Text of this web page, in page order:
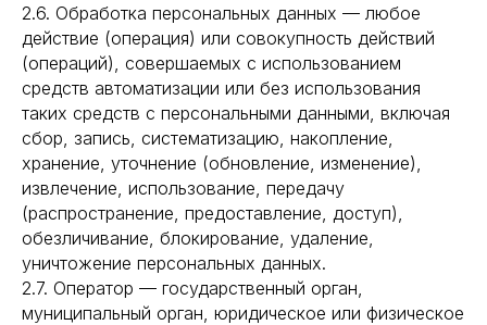
2.6. Обработка персональных данных — любое
действие (операция) или совокупность действий
(операций), совершаемых с использованием
средств автоматизации или без использования
таких средств с персональными данными, включая
сбор, запись, систематизацию, накопление,
хранение, уточнение (обновление, изменение),
извлечение, использование, передачу
(распространение, предоставление, доступ),
обезличивание, блокирование, удаление,
уничтожение персональных данных.
2.7. Оператор — государственный орган,
муниципальный орган, юридическое или физическое